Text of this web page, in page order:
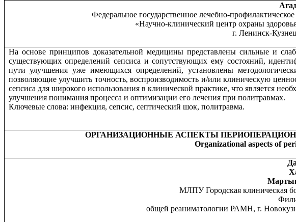
Федеральное государственное лечебно-
«Научно-клинический центр охраны
г. Ленинск-
На основе принципов доказательной медицины представлены сильные и
существующих определений сепсиса и сопутствующих ему состояний,
пути улучшения уже имеющихся определений, установлены
позволяющие улучшить точность, воспроизводимость и/или клиническую
сепсиса для широкого использования в клинической практике, что является
улучшения понимания процесса и оптимизации его лечения при политравмах.
Ключевые слова: инфекция, сепсис, септический шок, политравма.
ОРГАНИЗАЦИОННЫЕ АСПЕКТЫ
Organizational aspects of
МЛПУ Городская клиническая
общей реаниматологии РАМН, г.